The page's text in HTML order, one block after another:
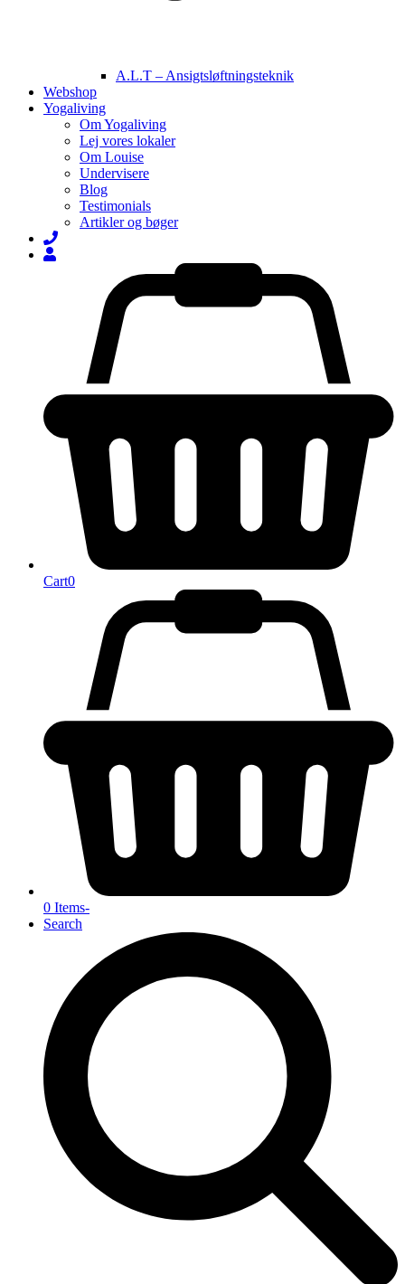
A.L.T – Ansigtsløftningsteknik
Webshop
Yogaliving
Om Yogaliving
Lej vores lokaler
Om Louise
Undervisere
Blog
Testimonials
Artikler og bøger
Cart0
0 Items-
Search